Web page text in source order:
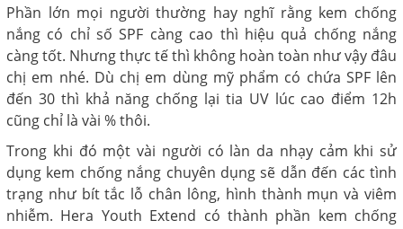
Phần lớn mọi người thường hay nghĩ rằng kem chống
nắng có chỉ số SPF càng cao thì hiệu quả chống nắng
càng tốt. Nhưng thực tế thì không hoàn toàn như vậy đâu
chị em nhé. Dù chị em dùng mỹ phẩm có chứa SPF lên
đến 30 thì khả năng chống lại tia UV lúc cao điểm 12h
cũng chỉ là vài % thôi.
Trong khi đó một vài người có làn da nhạy cảm khi sử
dụng kem chống nắng chuyên dụng sẽ dẫn đến các tình
trạng như bít tắc lỗ chân lông, hình thành mụn và viêm
nhiễm. Hera Youth Extend có thành phần kem chống